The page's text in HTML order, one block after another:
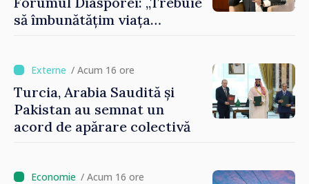
să îmbunătățim viața
/ Acum 16 ore
Turcia, Arabia Saudită și
Pakistan au semnat un
acord de apărare colectivă
/ Acum 16 ore